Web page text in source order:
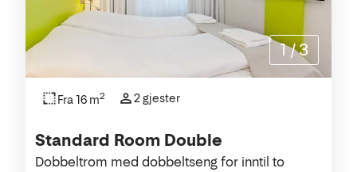
Standard Room Double
Dobbeltrom med dobbeltseng for inntil to
Fra 16 m2 2 gjester
1 /3